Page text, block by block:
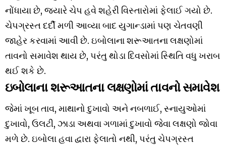
નોંધાયા છે, જ્યારે ચેપ હવે શહેરી વિસ્તારોમાં ફેલાઈ ગયો છે.
ચેપગ્રસ્ત દર્દી મળી આવ્યા બાદ યુગાન્ડામાં પણ ચેતવણી
જાહેર કરવામાં આવી છે. ઇબોલાના શરૂઆતના લક્ષણોમાં
તાવનો સમાવેશ થાય છે, પરંતુ થોડા દિવસોમાં સ્થિતિ વધુ ખરાબ
થઈ શકે છે.
ઇબોલાના શરૂઆતના લક્ષણોમાં તાવનો સમાવેશ
જેમાં ખૂબ તાવ, માથાનો દુખાવો અને નબળાઈ, સ્નાયુઓમાં
દુખાવો, ઉલટી, ઝાડા અથવા ગળામાં દુખાવો જેવા લક્ષણો જોવા
મળે છે. ઇબોલા હવા દ્વારા ફેલાતો નથી, પરંતુ ચેપગ્રસ્ત